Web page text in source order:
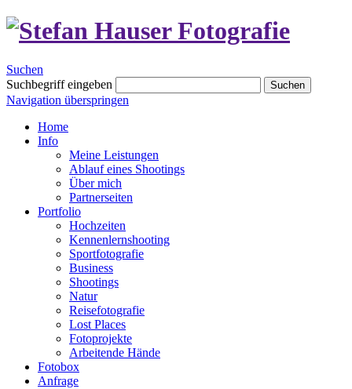
Suchen
Suchbegriff eingeben
Suchen
Navigation überspringen
Home
Info
Meine Leistungen
Ablauf eines Shootings
Über mich
Partnerseiten
Portfolio
Hochzeiten
Kennenlernshooting
Sportfotografie
Business
Shootings
Natur
Reisefotografie
Lost Places
Fotoprojekte
Arbeitende Hände
Fotobox
Anfrage